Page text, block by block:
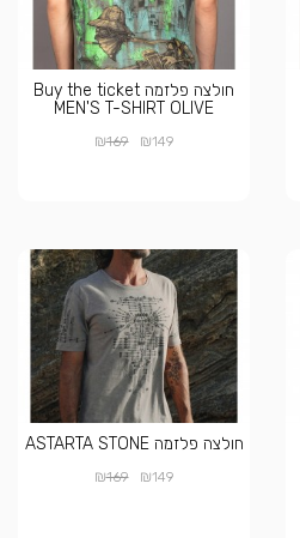
חולצה פלזמה Buy the ticket
MEN'S T-SHIRT OLIVE
₪149
₪169
חולצה פלזמה ASTARTA STONE
₪149
₪169